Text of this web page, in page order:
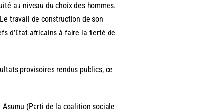
au niveau du choix des hommes.
travail de construction de son
d’Etat africains à faire la fierté de
provisoires rendus publics, ce
(Parti de la coalition sociale